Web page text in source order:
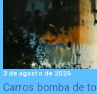
Carros bomba de
3 de agosto de 2026